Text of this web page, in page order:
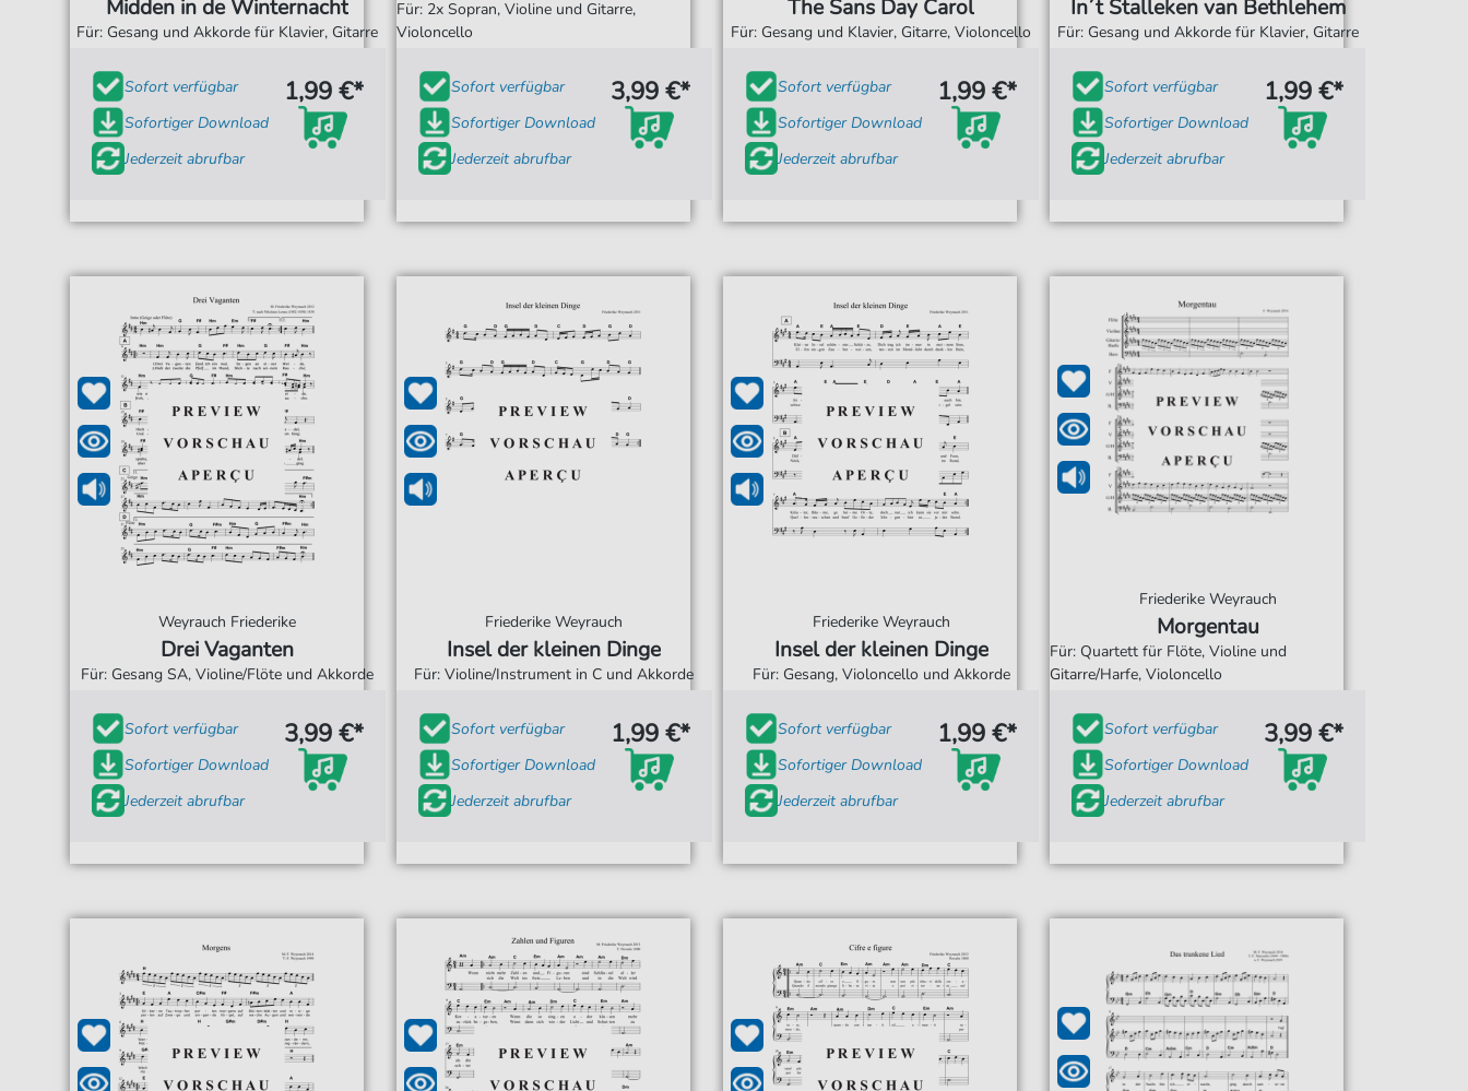
Midden in de Winternacht
Für: Gesang und Akkorde für Klavier, Gitarre
Sofort verfügbar
Sofortiger Download
Jederzeit abrufbar
1,99 €*
Für: 2x Sopran, Violine und Gitarre,
Violoncello
Sofort verfügbar
Sofortiger Download
Jederzeit abrufbar
3,99 €*
The Sans Day Carol
Für: Gesang und Klavier, Gitarre, Violoncello
Sofort verfügbar
Sofortiger Download
Jederzeit abrufbar
1,99 €*
In´t Stalleken van Bethlehem
Für: Gesang und Akkorde für Klavier, Gitarre
Sofort verfügbar
Sofortiger Download
Jederzeit abrufbar
1,99 €*
Weyrauch Friederike
Drei Vaganten
Für: Gesang SA, Violine/Flöte und Akkorde
Sofort verfügbar
Sofortiger Download
Jederzeit abrufbar
3,99 €*
Friederike Weyrauch
Insel der kleinen Dinge
Für: Violine/Instrument in C und Akkorde
Sofort verfügbar
Sofortiger Download
Jederzeit abrufbar
1,99 €*
Friederike Weyrauch
Insel der kleinen Dinge
Für: Gesang, Violoncello und Akkorde
Sofort verfügbar
Sofortiger Download
Jederzeit abrufbar
1,99 €*
Friederike Weyrauch
Morgentau
Für: Quartett für Flöte, Violine und
Gitarre/Harfe, Violoncello
Sofort verfügbar
Sofortiger Download
Jederzeit abrufbar
3,99 €*